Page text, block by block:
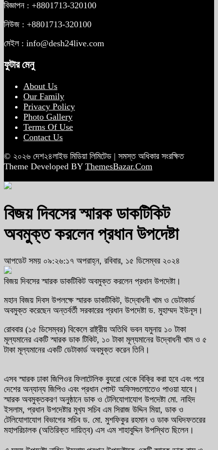
বিজ্ঞাপন : +8801713-320100
নিউজ : +8801713-320100
মেইল : info@desh24live.com
ফুটার মেনু
About Us
Our Family
Privacy Policy
Photo Gallery
Terms Of Use
Contact Us
© ২০২৬ দেশ২৪লাইভ মিডিয়া লিমিটেড | সমস্ত অধিকার সংরক্ষিত
Theme Developed BY ThemesBazar.Com
বিজয় দিবসের স্মারক ডাকটিকিট
অবমুক্ত করলেন প্রধান উপদেষ্টা
আপডেট সময় ০৯:২৬:১৭ অপরাহ্ন, রবিবার, ১৫ ডিসেম্বর ২০২৪
বিজয় দিবসের স্মারক ডাকটিকিট অবমুক্ত করলেন প্রধান উপদেষ্টা।
মহান বিজয় দিবস উপলক্ষে স্মারক ডাকটিকিট, উদ্বোধনী খাম ও ডেটাকার্ড
অবমুক্ত করেছেন অন্তর্বর্তী সরকারের প্রধান উপদেষ্টা ড. মুহাম্মদ ইউনূস।
রোববার (১৫ ডিসেম্বর) বিকেলে রাষ্ট্রীয় অতিথি ভবন যমুনায় ১০ টাকা
মূল্যমানের একটি স্মারক ডাক টিকিট, ১০ টাকা মূল্যমানের উদ্বোধনী খাম ও ৫
টাকা মূল্যমানের একটি ডেটাকার্ড অবমুক্ত করেন তিনি।
এসব স্মারক ঢাকা জিপিওর ফিলাটেলিক ব্যুরো থেকে বিক্রি করা হবে এবং পরে
দেশের অন্যান্য জিপিও এবং প্রধান পোস্ট অফিসগুলোতেও পাওয়া যাবে।
স্মারক অবমুক্তকরণ অনুষ্ঠানে ডাক ও টেলিযোগাযোগ উপদেষ্টা মো. নাহিদ
ইসলাম, প্রধান উপদেষ্টার মুখ‍্য সচিব এম সিরাজ উদ্দিন মিয়া, ডাক ও
টেলিযোগাযোগ বিভাগের সচিব ড. মো. মুশফিকুর রহমান ও ডাক অধিদফতরের
মহাপরিচালক (অতিরিক্ত দায়িত্ব) এস এম শাহাবুদ্দিন উপস্থিত ছিলেন।